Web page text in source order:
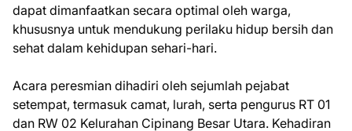
dapat dimanfaatkan secara optimal oleh warga,
khususnya untuk mendukung perilaku hidup bersih dan
sehat dalam kehidupan sehari-hari.
Acara peresmian dihadiri oleh sejumlah pejabat
setempat, termasuk camat, lurah, serta pengurus RT 01
dan RW 02 Kelurahan Cipinang Besar Utara. Kehadiran